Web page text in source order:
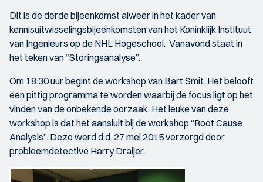
Dit is de derde bijeenkomst alweer in het kader van
kennisuitwisselingsbijeenkomsten van het Koninklijk Instituut
van Ingenieurs op de NHL Hogeschool. Vanavond staat in
het teken van “Storingsanalyse”.
Om 18:30 uur begint de workshop van Bart Smit. Het belooft
een pittig programma te worden waarbij de focus ligt op het
vinden van de onbekende oorzaak. Het leuke van deze
workshop is dat het aansluit bij de workshop “Root Cause
Analysis”. Deze werd d.d. 27 mei 2015 verzorgd door
probleemdetective Harry Draijer.